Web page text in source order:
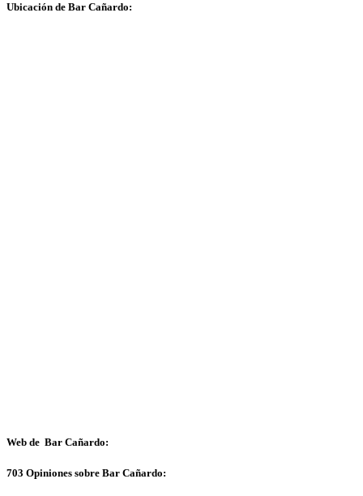
Ubicación de Bar Cañardo:
Web de Bar Cañardo:
703 Opiniones sobre Bar Cañardo: